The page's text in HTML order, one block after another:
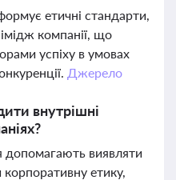
етичні стандарти,
імідж компанії, що
успіху в умовах
Джерело
внутрішні
допомагають виявляти
етику,